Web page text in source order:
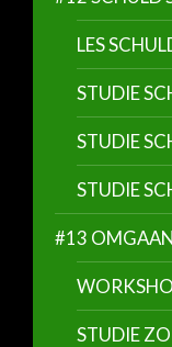
LES
STUDIE
STUDIE
STUDIE
#13
STUDIE